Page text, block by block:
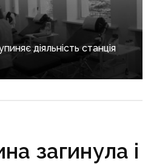
діяльність станція
загинула і